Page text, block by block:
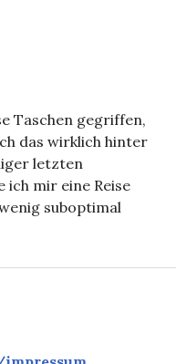
Taschen gegriffen,
das wirklich hinter
letzten
ich mir eine Reise
suboptimal